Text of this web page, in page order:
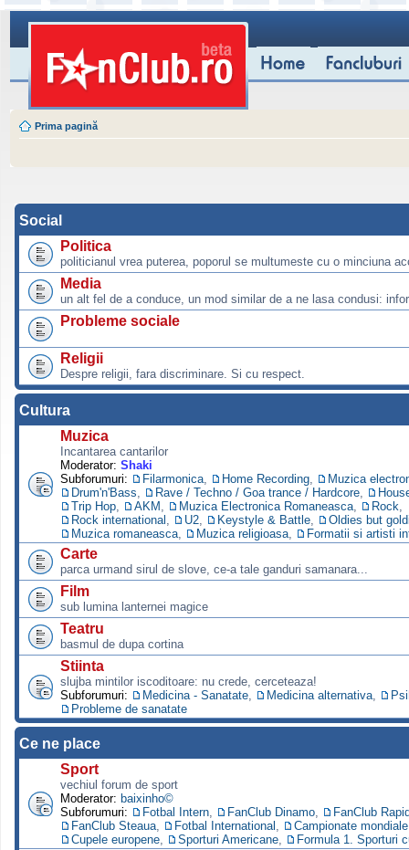
Prima pagină
Social
Politica
politicianul vrea puterea, poporul se multumeste cu o minciuna
Media
un alt fel de a conduce, un mod similar de a ne lasa condusi:
Probleme sociale
Religii
Despre religii, fara discriminare. Si cu respect.
Cultura
Muzica
Incantarea cantarilor
Moderator: Shaki
Subforumuri:
Filarmonica Home Recording
Muzica
Drum'n'Bass
Rave / Techno / Goa trance / Hardcore
Trip Hop
AKM Muzica Electronica Romaneasca Rock
Rock international
U2 Keystyle & Battle
Oldies but
Muzica romaneasca
Muzica religioasa Formatii si artisti
Carte
parca urmand sirul de slove, ce-a tale ganduri samanara...
Film
sub lumina lanternei magice
Teatru
basmul de dupa cortina
Stiinta
slujba mintilor iscoditoare: nu crede, cerceteaza!
Subforumuri:
Medicina - Sanatate Medicina alternativa
Probleme de sanatate
Ce ne place
Sport
vechiul forum de sport
Moderator: baixinho©
Subforumuri:
Fotbal Intern FanClub Dinamo
FanClub
FanClub Steaua
Fotbal International
Campionate
Cupele europene
Sporturi Americane Formula 1. Sporturi